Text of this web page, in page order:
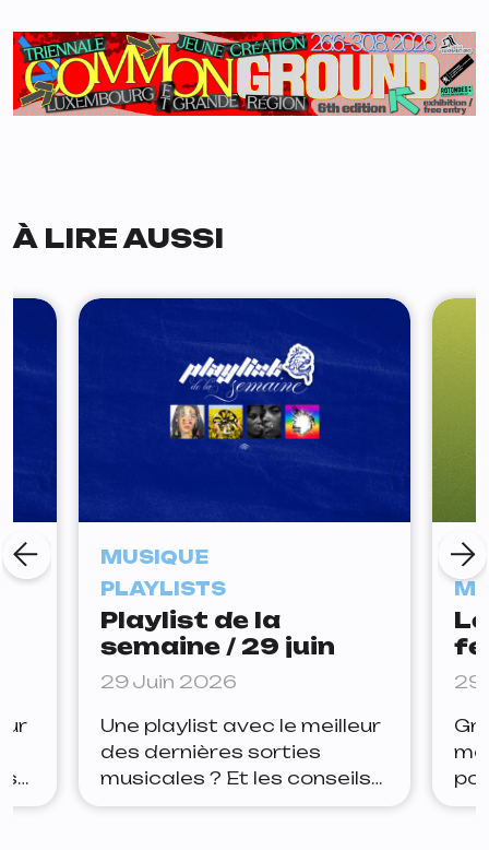
À LIRE AUSSI
MUSIQUE
PLAYLISTS
Playlist de la
semaine / 29 juin
29 Juin 2026
Une playlist avec le meilleur
des dernières sorties
musicales ? Et les conseils
de la rédaction pour rester
29